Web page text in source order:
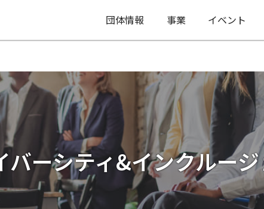
団体情報 事業 イベント
バーシティ&インクルー